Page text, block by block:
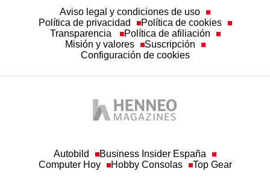
Aviso legal y condiciones de uso
Política de privacidad
Política de cookies
Transparencia
Política de afiliación
Misión y valores
Suscripción
Configuración de cookies
Autobild
Business Insider España
Computer Hoy
Hobby Consolas Top Gear